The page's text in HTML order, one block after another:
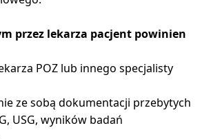
przez lekarza pacjent powinien
POZ lub innego specjalisty
ze sobą dokumentacji przebytych
USG, wyników badań